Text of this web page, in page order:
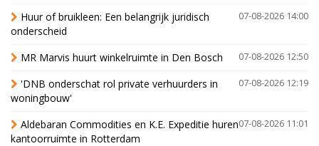
07-08-2026 14:00
Huur of bruikleen: Een belangrijk juridisch
onderscheid
07-08-2026 12:50
MR Marvis huurt winkelruimte in Den Bosch
07-08-2026 12:19
'DNB onderschat rol private verhuurders in
woningbouw'
07-08-2026 11:01
Aldebaran Commodities en K.E. Expeditie huren
kantoorruimte in Rotterdam